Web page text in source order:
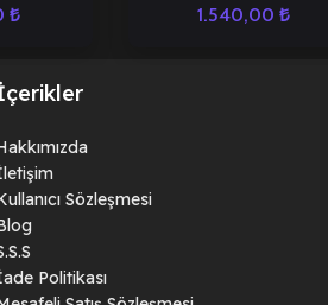
₺ 1.540,00 ₺
Sözleşmesi
Politikası